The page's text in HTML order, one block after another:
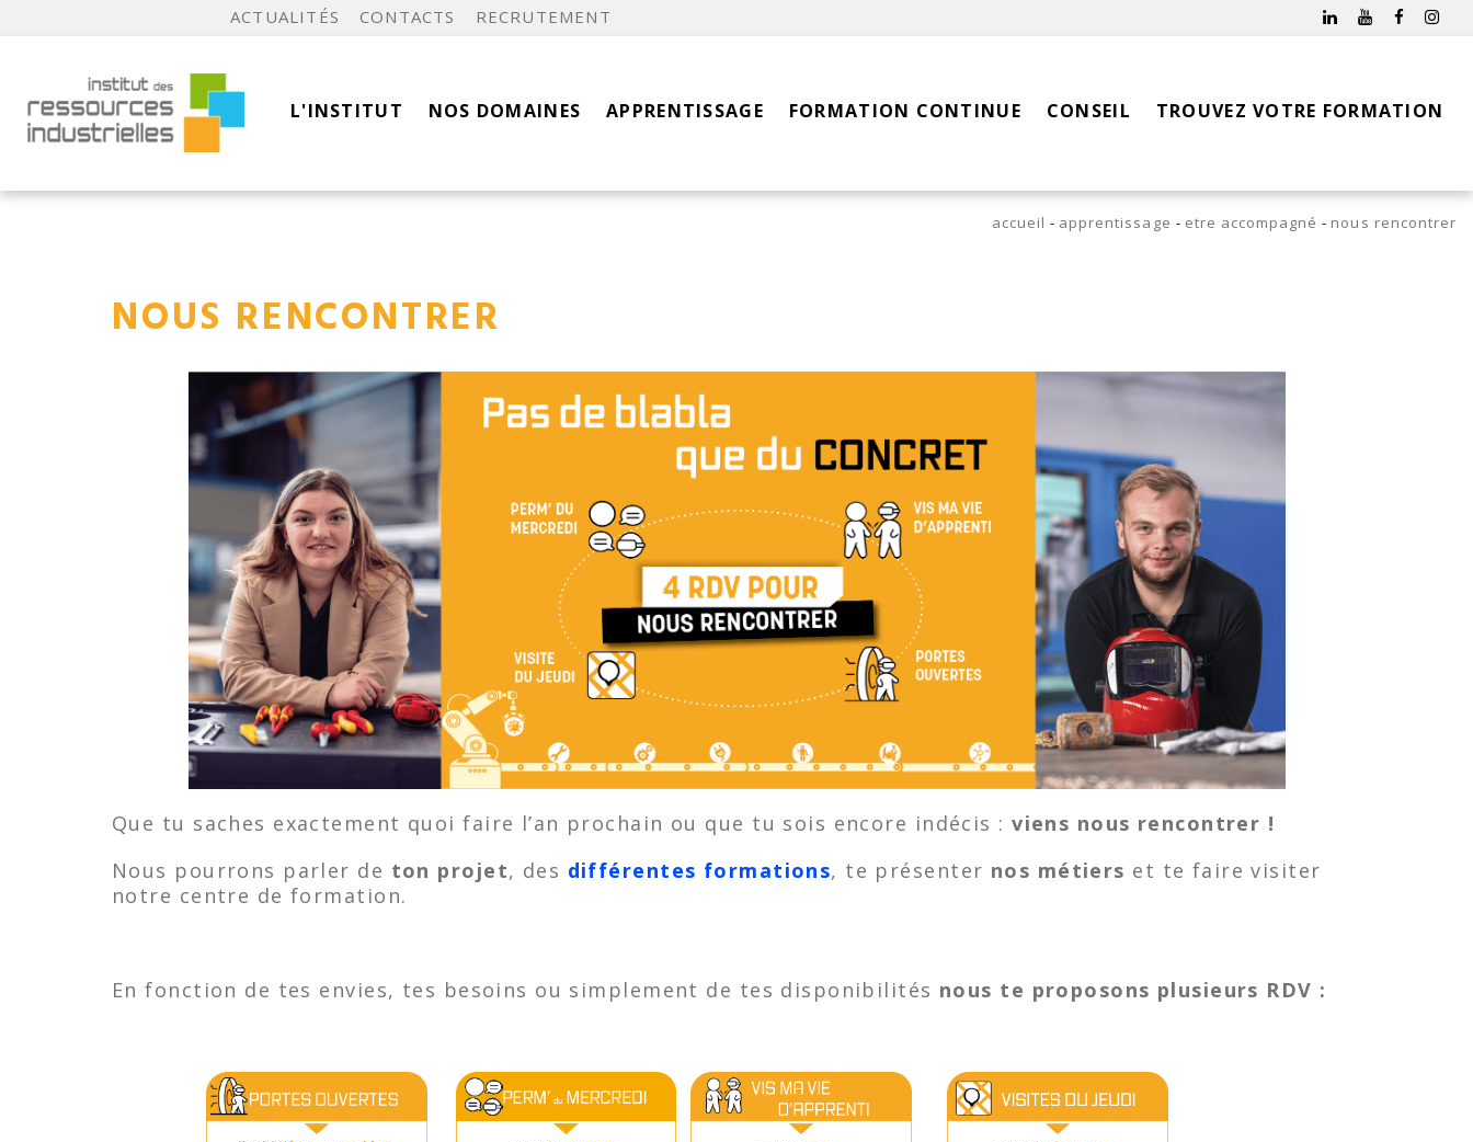
ACTUALITÉS CONTACTS RECRUTEMENT
L'INSTITUT NOS DOMAINES APPRENTISSAGE FORMATION CONTINUE CONSEIL TROUVEZ VOTRE FORMATION
accueil apprentissage etre accompagné nous rencontrer
NOUS RENCONTRER
Que tu saches exactement quoi faire l’an prochain ou que tu sois encore indécis :viens nous rencontrer !
Nous pourrons parler de ton projet, des différentes formations, te présenter nos métiers et te faire visiter
notre centre de formation.
En fonction de tes envies, tes besoins ou simplement de tes disponibilités nous te proposons plusieurs RDV :